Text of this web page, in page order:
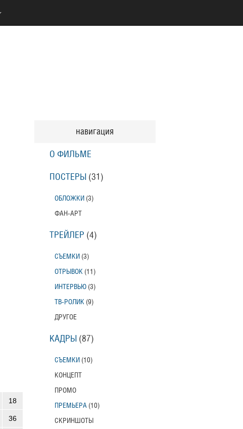
18
36
навигация
О ФИЛЬМЕ
ПОСТЕРЫ (31)
ОБЛОЖКИ (3)
ФАН-АРТ
ТРЕЙЛЕР (4)
СЪЕМКИ (3)
ОТРЫВОК (11)
ИНТЕРВЬЮ (3)
ТВ-РОЛИК (9)
ДРУГОЕ
КАДРЫ (87)
СЪЕМКИ (10)
КОНЦЕПТ
ПРОМО
ПРЕМЬЕРА (10)
СКРИНШОТЫ